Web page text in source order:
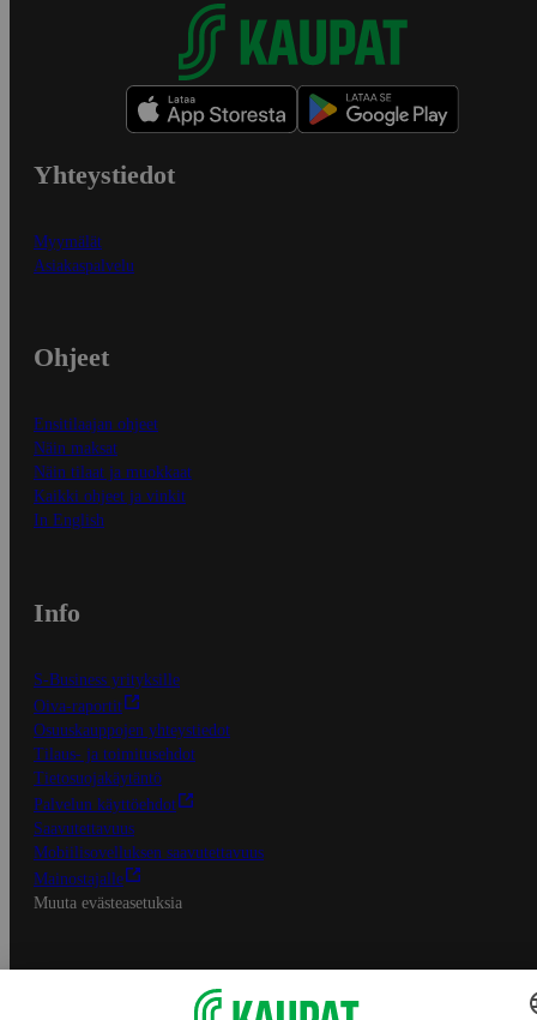
Yhteystiedot
Myymälät
Asiakaspalvelu
Ohjeet
Ensitilaajan ohjeet
Näin maksat
Näin tilaat ja muokkaat
Kaikki ohjeet ja vinkit
In English
Info
S-Business yrityksille
Oiva-raportit
Osuuskauppojen yhteystiedot
Tilaus- ja toimitusehdot
Tietosuojakäytäntö
Palvelun käyttöehdot
Saavutettavuus
Mobiilisovelluksen saavutettavuus
Mainostajalle
Muuta evästeasetuksia
S-ryhmän palvelut